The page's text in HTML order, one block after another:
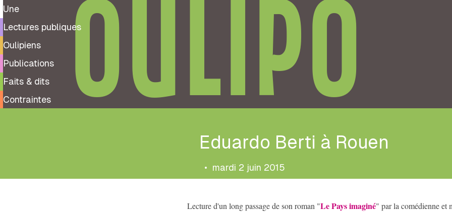
Une
Lectures publiques
Oulipiens
Publications
Faits & dits
Contraintes
OULIPO
Eduardo Berti à Rouen
• mardi 2 juin 2015
Lecture d'un long passage de son roman "Le Pays imaginé" par la comédienne et